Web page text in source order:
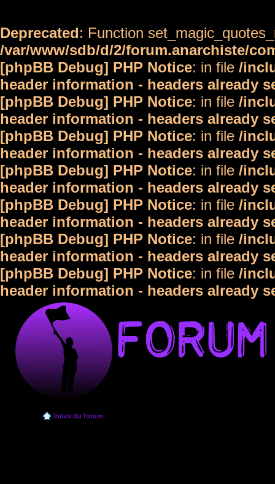
Deprecated: Function
/var/www/sdb/d/2/forum.anarchiste/
[phpBB Debug] PHP Notice: in file /
header information - headers already
[phpBB Debug] PHP Notice: in file /
header information - headers already
[phpBB Debug] PHP Notice: in file /
header information - headers already
[phpBB Debug] PHP Notice: in file /
header information - headers already
[phpBB Debug] PHP Notice: in file /
header information - headers already
[phpBB Debug] PHP Notice: in file /
header information - headers already
[phpBB Debug] PHP Notice: in file /
header information - headers already
Index du forum